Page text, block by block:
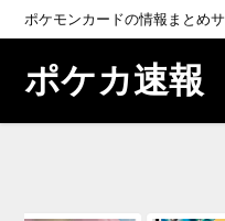
ポケモンカードの情報まとめサ
ポケカ速報